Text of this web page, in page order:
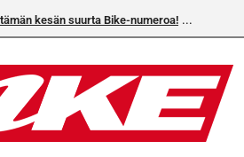
kesän suurta Bike-numeroa!